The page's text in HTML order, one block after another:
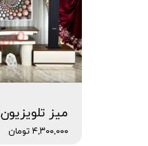
میز تلویزیون
۴,۳۰۰,۰۰۰ تومان